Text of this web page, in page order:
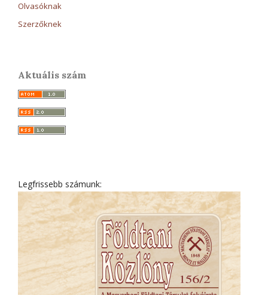
Olvasóknak
Szerzőknek
Aktuális szám
Legfrissebb számunk: